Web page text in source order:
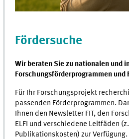
Fördersuche
Wir beraten Sie zu nationalen und
Forschungsförderprogrammen und
Für Ihr Forschungsprojekt
passenden Förderprogrammen.
Ihnen den Newsletter FIT, den
ELFI und verschiedene Leitfäden
Publikationskosten) zur Verfügung.